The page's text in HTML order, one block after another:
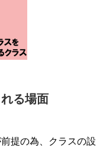
る場面
提の為、クラスの設